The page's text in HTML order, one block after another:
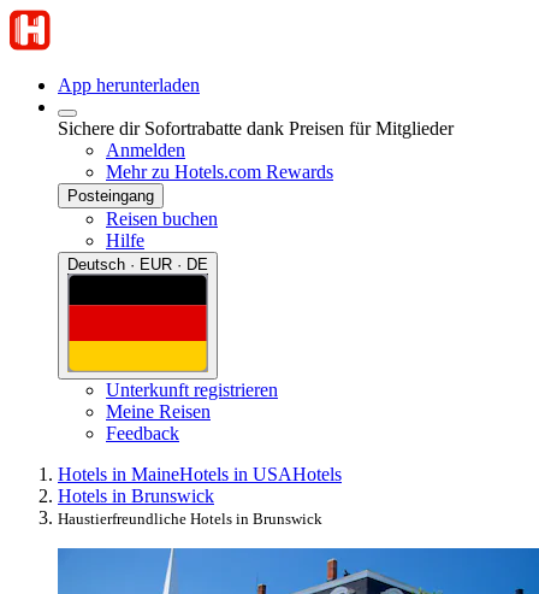
App herunterladen
Sichere dir Sofortrabatte dank Preisen für Mitglieder
Anmelden
Mehr zu Hotels.com Rewards
Posteingang
Reisen buchen
Hilfe
Deutsch · EUR · DE
Unterkunft registrieren
Meine Reisen
Feedback
Hotels in MaineHotels in USAHotels
Hotels in Brunswick
Haustierfreundliche Hotels in Brunswick